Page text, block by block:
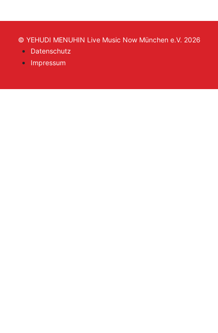
© YEHUDI MENUHIN Live Music Now München e.V. 2026
Datenschutz
Impressum